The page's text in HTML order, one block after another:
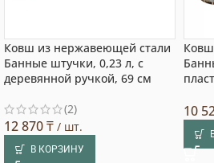
Ковш из нержавеющей стали
Банные штучки, 0,23 л, с
деревянной ручкой, 69 см
(2)
12 870₸ / шт.
В КОРЗИНУ
10